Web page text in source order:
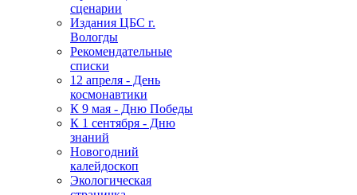
сценарии
Издания ЦБС г.
Вологды
Рекомендательные
списки
12 апреля - День
космонавтики
К 9 мая - Дню Победы
К 1 сентября - Дню
знаний
Новогодний
калейдоскоп
Экологическая